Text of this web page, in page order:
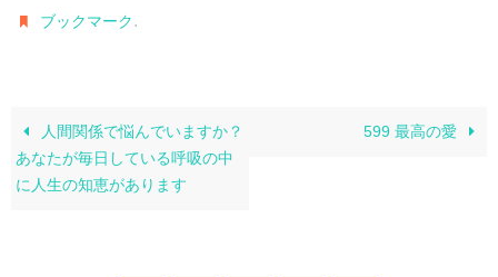
ブックマーク.
人間関係で悩んでいますか？
あなたが毎日している呼吸の中
に人生の知恵があります
599 最高の愛